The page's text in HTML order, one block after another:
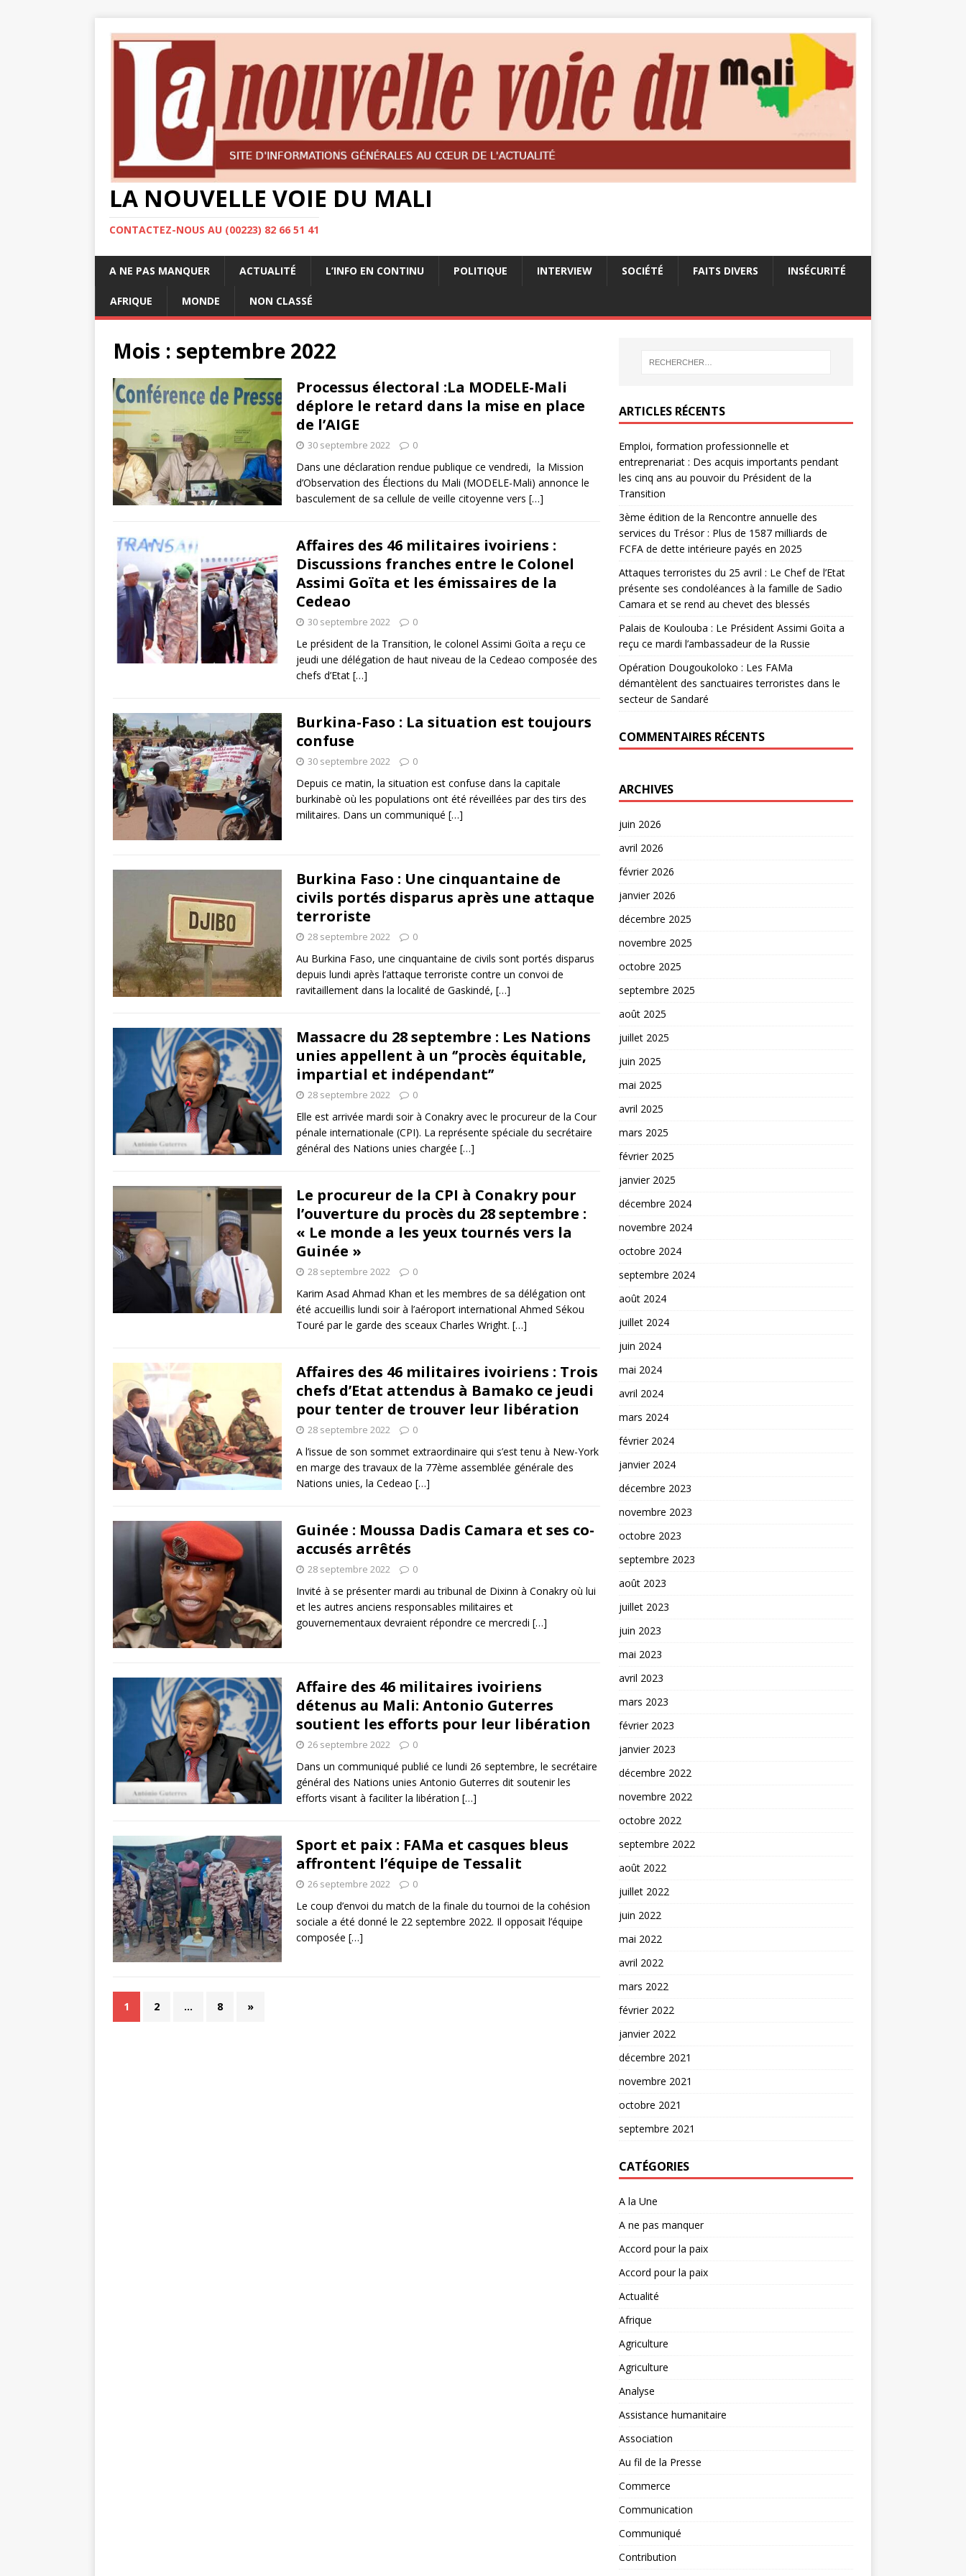
LA NOUVELLE VOIE DU MALI
CONTACTEZ-NOUS AU (00223) 82 66 51 41
A NE PAS MANQUER ACTUALITÉ L’INFO EN CONTINU POLITIQUE INTERVIEW SOCIÉTÉ FAITS DIVERS INSÉCURITÉ
AFRIQUE MONDE NON CLASSÉ
Mois : septembre 2022
Processus électoral :La MODELE-Mali
déplore le retard dans la mise en place
de l’AIGE
30 septembre 2022 0
Dans une déclaration rendue publique ce vendredi, la Mission
d’Observation des Élections du Mali (MODELE-Mali) annonce le
basculement de sa cellule de veille citoyenne vers […]
Affaires des 46 militaires ivoiriens :
Discussions franches entre le Colonel
Assimi Goïta et les émissaires de la
Cedeao
30 septembre 2022 0
Le président de la Transition, le colonel Assimi Goïta a reçu ce
jeudi une délégation de haut niveau de la Cedeao composée des
chefs d’Etat […]
Burkina-Faso : La situation est toujours
confuse
30 septembre 2022 0
Depuis ce matin, la situation est confuse dans la capitale
burkinabè où les populations ont été réveillées par des tirs des
militaires. Dans un communiqué […]
Burkina Faso : Une cinquantaine de
civils portés disparus après une attaque
terroriste
28 septembre 2022 0
Au Burkina Faso, une cinquantaine de civils sont portés disparus
depuis lundi après l’attaque terroriste contre un convoi de
ravitaillement dans la localité de Gaskindé, […]
Massacre du 28 septembre : Les Nations
unies appellent à un ‘’procès équitable,
impartial et indépendant’’
28 septembre 2022 0
Elle est arrivée mardi soir à Conakry avec le procureur de la Cour
pénale internationale (CPI). La représente spéciale du secrétaire
général des Nations unies chargée […]
Le procureur de la CPI à Conakry pour
l’ouverture du procès du 28 septembre :
« Le monde a les yeux tournés vers la
Guinée »
28 septembre 2022 0
Karim Asad Ahmad Khan et les membres de sa délégation ont
été accueillis lundi soir à l’aéroport international Ahmed Sékou
Touré par le garde des sceaux Charles Wright. […]
Affaires des 46 militaires ivoiriens : Trois
chefs d’Etat attendus à Bamako ce jeudi
pour tenter de trouver leur libération
28 septembre 2022 0
A l’issue de son sommet extraordinaire qui s’est tenu à New-York
en marge des travaux de la 77ème assemblée générale des
Nations unies, la Cedeao […]
Guinée : Moussa Dadis Camara et ses co-
accusés arrêtés
28 septembre 2022 0
Invité à se présenter mardi au tribunal de Dixinn à Conakry où lui
et les autres anciens responsables militaires et
gouvernementaux devraient répondre ce mercredi […]
Affaire des 46 militaires ivoiriens
détenus au Mali: Antonio Guterres
soutient les efforts pour leur libération
26 septembre 2022 0
Dans un communiqué publié ce lundi 26 septembre, le secrétaire
général des Nations unies Antonio Guterres dit soutenir les
efforts visant à faciliter la libération […]
Sport et paix : FAMa et casques bleus
affrontent l’équipe de Tessalit
26 septembre 2022 0
Le coup d’envoi du match de la finale du tournoi de la cohésion
sociale a été donné le 22 septembre 2022. Il opposait l’équipe
composée […]
1 2 … 8 »
ARTICLES RÉCENTS
Emploi, formation professionnelle et
entreprenariat : Des acquis importants pendant
les cinq ans au pouvoir du Président de la
Transition
3ème édition de la Rencontre annuelle des
services du Trésor : Plus de 1587 milliards de
FCFA de dette intérieure payés en 2025
Attaques terroristes du 25 avril : Le Chef de l’Etat
présente ses condoléances à la famille de Sadio
Camara et se rend au chevet des blessés
Palais de Koulouba : Le Président Assimi Goïta a
reçu ce mardi l’ambassadeur de la Russie
Opération Dougoukoloko : Les FAMa
démantèlent des sanctuaires terroristes dans le
secteur de Sandaré
COMMENTAIRES RÉCENTS
ARCHIVES
juin 2026
avril 2026
février 2026
janvier 2026
décembre 2025
novembre 2025
octobre 2025
septembre 2025
août 2025
juillet 2025
juin 2025
mai 2025
avril 2025
mars 2025
février 2025
janvier 2025
décembre 2024
novembre 2024
octobre 2024
septembre 2024
août 2024
juillet 2024
juin 2024
mai 2024
avril 2024
mars 2024
février 2024
janvier 2024
décembre 2023
novembre 2023
octobre 2023
septembre 2023
août 2023
juillet 2023
juin 2023
mai 2023
avril 2023
mars 2023
février 2023
janvier 2023
décembre 2022
novembre 2022
octobre 2022
septembre 2022
août 2022
juillet 2022
juin 2022
mai 2022
avril 2022
mars 2022
février 2022
janvier 2022
décembre 2021
novembre 2021
octobre 2021
septembre 2021
CATÉGORIES
A la Une
A ne pas manquer
Accord pour la paix
Accord pour la paix
Actualité
Afrique
Agriculture
Agriculture
Analyse
Assistance humanitaire
Association
Au fil de la Presse
Commerce
Communication
Communiqué
Contribution